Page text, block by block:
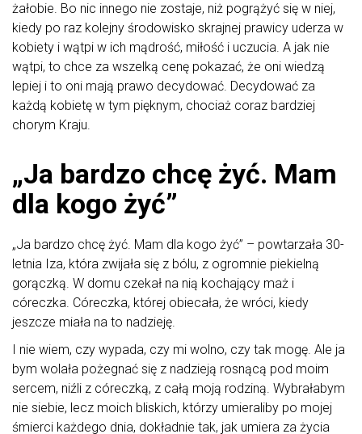
żałobie. Bo nic innego nie zostaje, niż pogrążyć się w niej,
kiedy po raz kolejny środowisko skrajnej prawicy uderza w
kobiety i wątpi w ich mądrość, miłość i uczucia. A jak nie
wątpi, to chce za wszelką cenę pokazać, że oni wiedzą
lepiej i to oni mają prawo decydować. Decydować za
każdą kobietę w tym pięknym, chociaż coraz bardziej
chorym Kraju.
„Ja bardzo chcę żyć. Mam
dla kogo żyć”
„Ja bardzo chcę żyć. Mam dla kogo żyć” – powtarzała 30-
letnia Iza, która zwijała się z bólu, z ogromnie piekielną
gorączką. W domu czekał na nią kochający maż i
córeczka. Córeczka, której obiecała, że wróci, kiedy
jeszcze miała na to nadzieję.
I nie wiem, czy wypada, czy mi wolno, czy tak mogę. Ale ja
bym wolała pożegnać się z nadzieją rosnącą pod moim
sercem, niźli z córeczką, z całą moją rodziną. Wybrałabym
nie siebie, lecz moich bliskich, którzy umieraliby po mojej
śmierci każdego dnia, dokładnie tak, jak umiera za życia